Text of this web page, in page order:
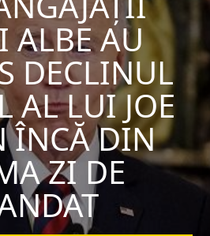
ALBE AU
DECLINUL
AL LUI JOE
ÎNCĂ DIN
ZI DE